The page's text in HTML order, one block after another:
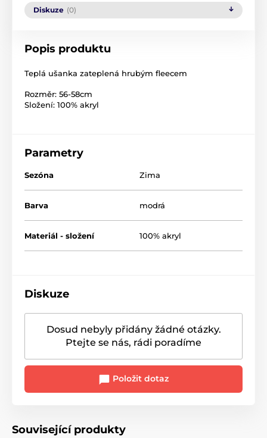
Diskuze (0)
Popis produktu
Teplá ušanka zateplená hrubým fleecem
Rozměr: 56-58cm
Složení: 100% akryl
Parametry
Sezóna Zima
Barva modrá
Materiál - složení 100% akryl
Diskuze
Dosud nebyly přidány žádné otázky.
Ptejte se nás, rádi poradíme
Položit dotaz
Související produkty